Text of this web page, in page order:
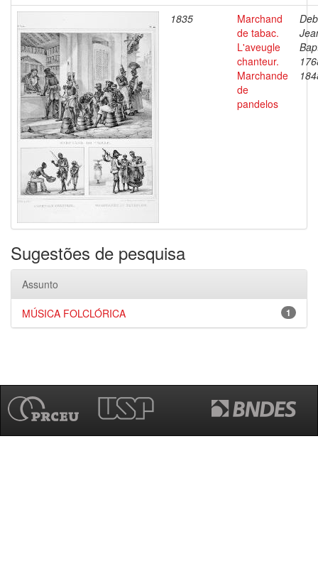
1835
Marchand
de tabac.
L'aveugle
chanteur.
Marchande
de
pandelos
Sugestões de pesquisa
Assunto
1
MÚSICA FOLCLÓRICA